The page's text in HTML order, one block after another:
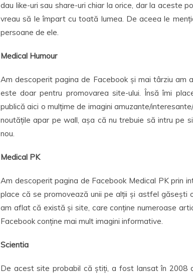
dau like-uri sau share-uri chiar la orice, dar la aceste
vreau să le împart cu toată lumea. De aceea le
persoane de ele.
Medical Humour
Am descoperit pagina de Facebook și mai târziu
este doar pentru promovarea site-ului. Însă îmi
publică aici o mulțime de imagini amuzante/
noutățile apar pe wall, așa că nu trebuie să intru pe
nou.
Medical PK
Am descoperit pagina de Facebook Medical PK prin
place că se promovează unii pe alții și astfel găsești
am aflat că există și site, care conține numeroase
Facebook conține mai mult imagini informative.
Scientia
De acest site probabil că știți, a fost lansat în 2008